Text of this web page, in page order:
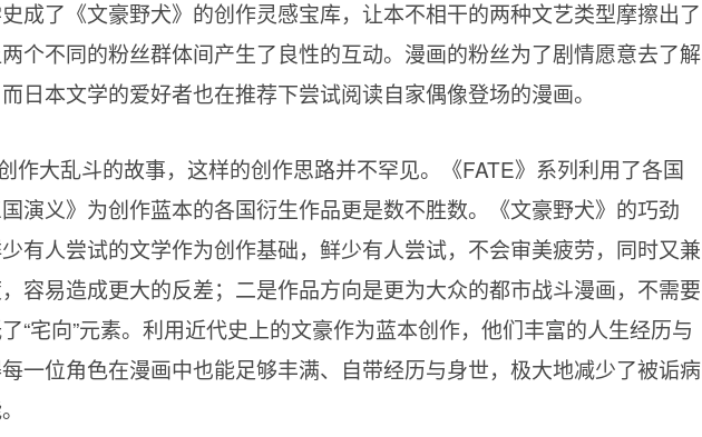
成了《文豪野犬》的创作灵感宝库，让本不相干的两种文艺类型摩擦出了
个不同的粉丝群体间产生了良性的互动。漫画的粉丝为了剧情愿意去了解
日本文学的爱好者也在推荐下尝试阅读自家偶像登场的漫画。
作大乱斗的故事，这样的创作思路并不罕见。《FATE》系列利用了各国
演义》为创作蓝本的各国衍生作品更是数不胜数。《文豪野犬》的巧劲
有人尝试的文学作为创作基础，鲜少有人尝试，不会审美疲劳，同时又兼
容易造成更大的反差；二是作品方向是更为大众的都市战斗漫画，不需要
“宅向”元素。利用近代史上的文豪作为蓝本创作，他们丰富的人生经历与
一位角色在漫画中也能足够丰满、自带经历与身世，极大地减少了被诟病